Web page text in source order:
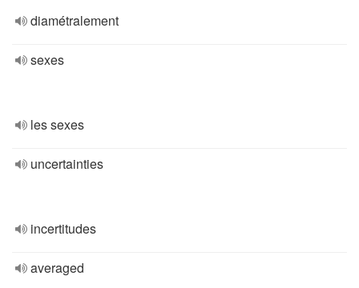
diamétralement
sexes
les sexes
uncertainties
incertitudes
averaged